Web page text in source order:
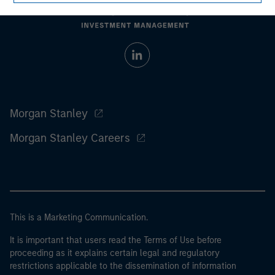
Morgan Stanley
Morgan Stanley Careers
This is a Marketing Communication.
It is important that users read the Terms of Use before
proceeding as it explains certain legal and regulatory
restrictions applicable to the dissemination of information